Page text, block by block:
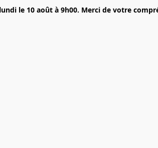
le 10 août à 9h00. Merci de votre